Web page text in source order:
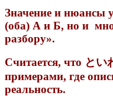
Значение и нюансы
(оба) А и Б, но и
разбору».
Считается, что とい
примерами, где
реальность.